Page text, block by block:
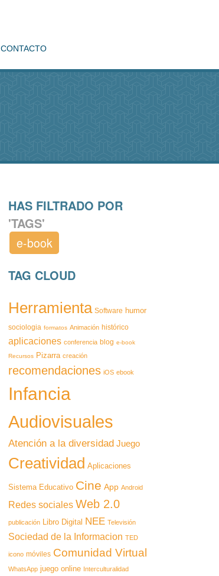
CONTACTO
HAS FILTRADO POR
'TAGS'
e-book
TAG CLOUD
Herramienta Software humor
sociologia formatos Animación histórico
aplicaciones conferencia blog e-book
Recursos Pizarra creación
recomendaciones iOS ebook
Infancia
Audiovisuales
Atención a la diversidad Juego
Creatividad Aplicaciones
Sistema Educativo Cine App Android
Redes sociales Web 2.0
publicación Libro Digital NEE Televisión
Sociedad de la Informacion TED
icono móviles Comunidad Virtual
WhatsApp juego online Interculturalidad